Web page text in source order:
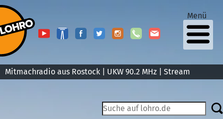
Mitmachradio aus Rostock | UKW 90.2 MHz | Stream
Menü